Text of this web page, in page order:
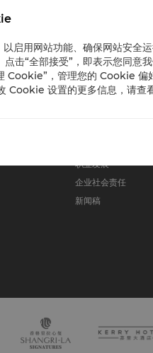
职业发展
企业社会责任
新闻稿
启用网站功能、确保网站安全
击“全部接受”，即表示您同意
Cookie”，管理您的 Cookie 偏
Cookie 设置的更多信息，请查